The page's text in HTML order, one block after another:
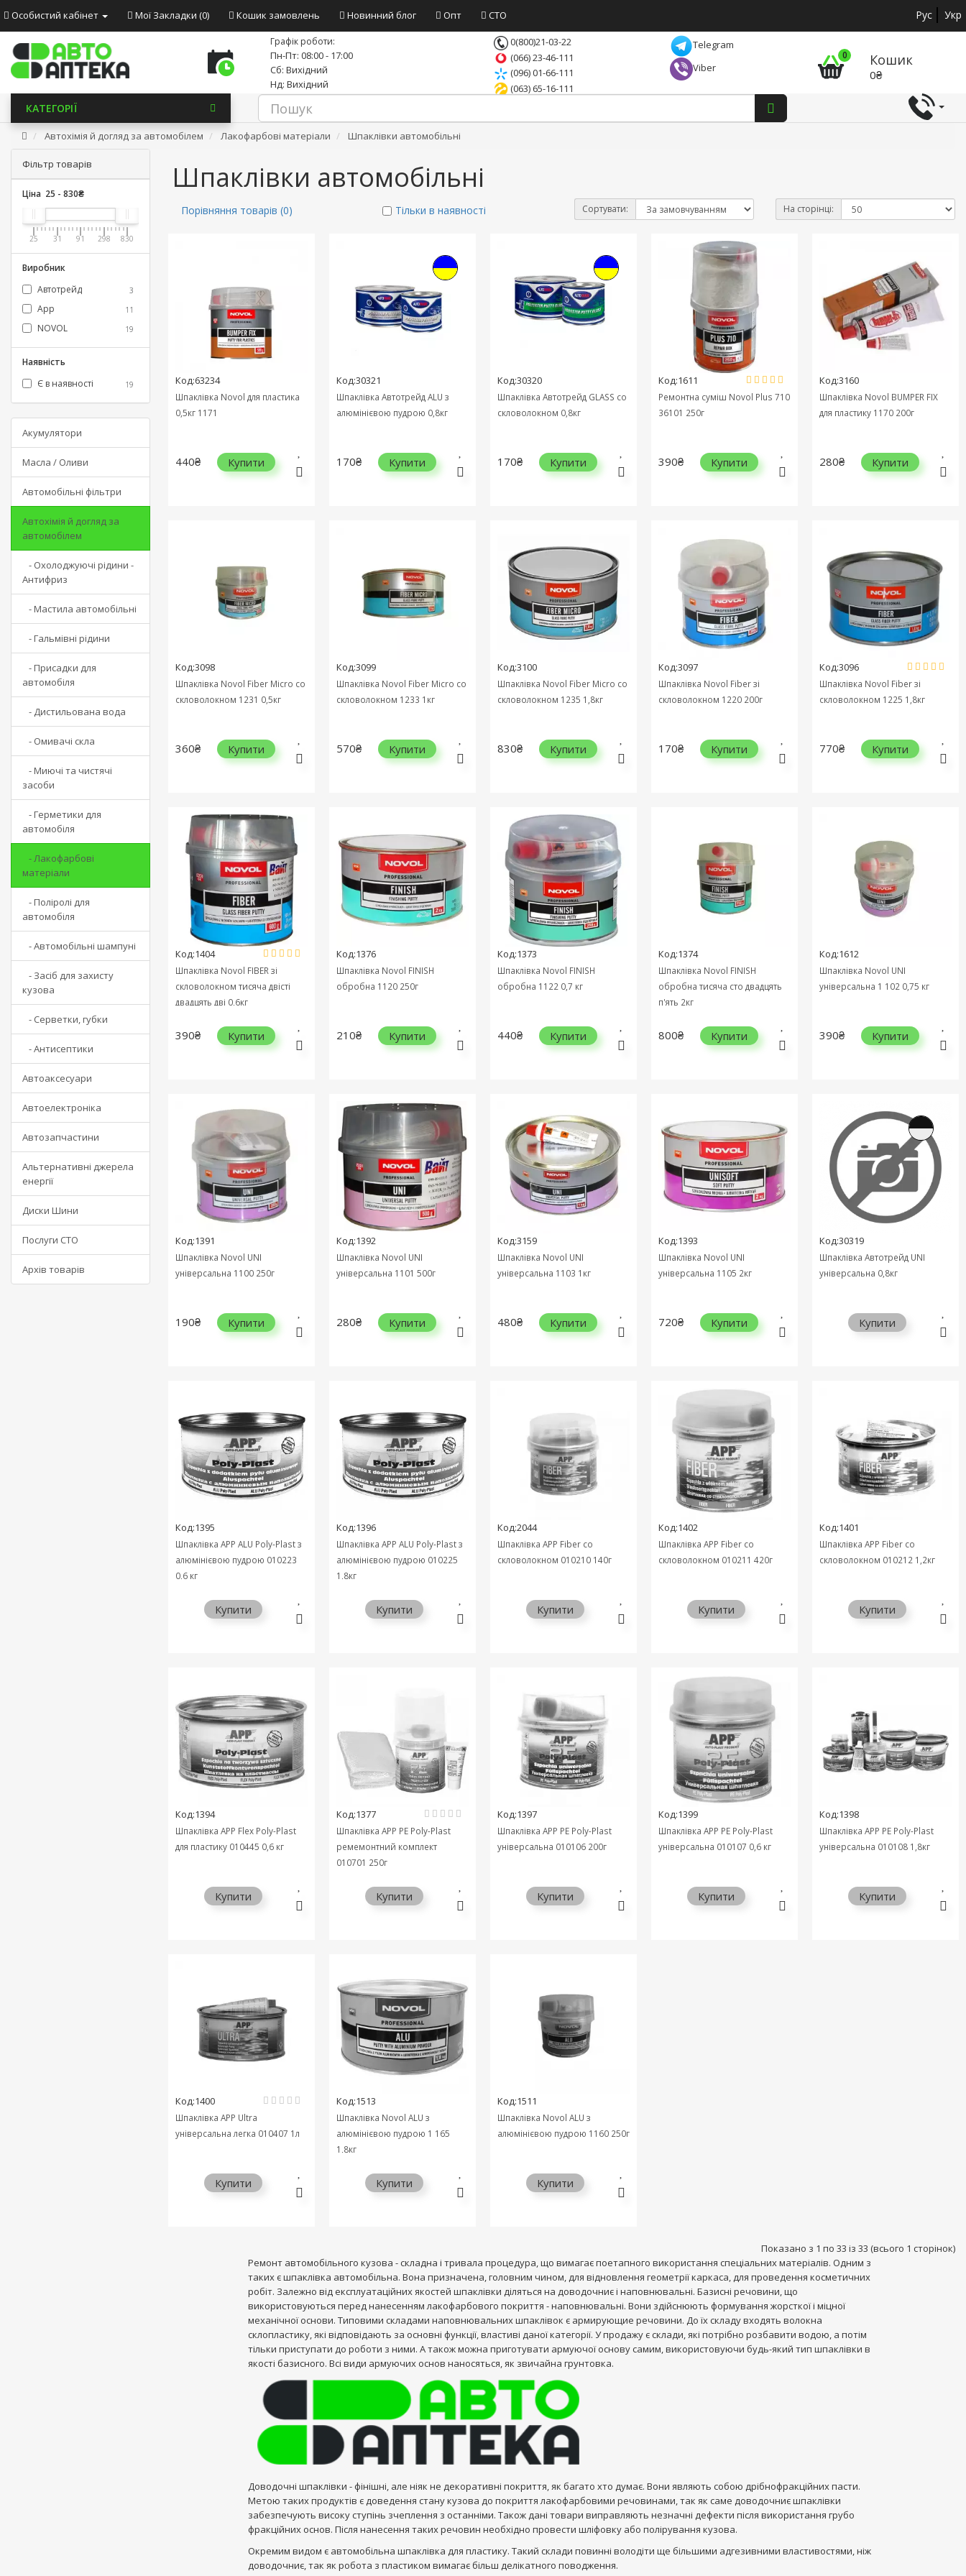
Особистий кабінет Мої Закладки (0) Кошик замовлень Новинний блог Опт СТО Рус Укр
Графік роботи:
Пн-Пт: 08:00 - 17:00
Сб: Вихідний
Нд: Вихідний
0(800)21-03-22
(066) 23-46-111
(096) 01-66-111
(063) 65-16-111
Telegram
Viber
0 Кошик
0₴
КАТЕГОРІЇ
Автохімія й догляд за автомобілем Лакофарбові матеріали Шпаклівки автомобільні
Фільтр товарів
Ціна 25 - 830₴
25 31 91 298 830
Виробник
Автотрейд
3
App 11
NOVOL 19
Наявність
Є в наявності
19
Акумулятори
Масла / Оливи
Автомобільні фільтри
Автохімія й догляд за
автомобілем
- Охолоджуючі рідини -
Антифриз
- Мастила автомобільні
- Гальмівні рідини
- Присадки для
автомобіля
- Дистильована вода
- Омивачі скла
- Миючі та чистячі
засоби
- Герметики для
автомобіля
- Лакофарбові
матеріали
- Поліролі для
автомобіля
- Автомобільні шампуні
- Засіб для захисту
кузова
- Серветки, губки
- Антисептики
Автоаксесуари
Автоелектроніка
Автозапчастини
Альтернативні джерела
енергії
Диски Шини
Послуги СТО
Архів товарів
Шпаклівки автомобільні
Порівняння товарів (0) Тільки в наявності Сортувати: На сторінці:
Код:63234
Шпаклівка Novol для пластика
0,5кг 1171
440₴ Купити
Код:30321
Шпаклівка Автотрейд ALU з
алюмінієвою пудрою 0,8кг
170₴ Купити
Код:30320
Шпаклівка Автотрейд GLASS cо
скловолокном 0,8кг
170₴ Купити
Код:1611
Ремонтна суміш Novol Plus 710
36101 250г
390₴ Купити
Код:3160
Шпаклівка Novol BUMPER FIX
для пластику 1170 200г
280₴ Купити
Код:3098
Шпаклівка Novol Fiber Micro cо
скловолокном 1231 0,5кг
360₴ Купити
Код:3099
Шпаклівка Novol Fiber Micro cо
скловолокном 1233 1кг
570₴ Купити
Код:3100
Шпаклівка Novol Fiber Micro cо
скловолокном 1235 1,8кг
830₴ Купити
Код:3097
Шпаклівка Novol Fiber зі
скловолокном 1220 200г
170₴ Купити
Код:3096
Шпаклівка Novol Fiber зі
скловолокном 1225 1,8кг
770₴ Купити
Код:1404
Шпаклівка Novol FIBER зі
скловолокном тисяча двісті
двадцять дві 0,6кг
390₴ Купити
Код:1376
Шпаклівка Novol FINISH
обробна 1120 250г
210₴ Купити
Код:1373
Шпаклівка Novol FINISH
обробна 1122 0,7 кг
440₴ Купити
Код:1374
Шпаклівка Novol FINISH
обробна тисяча сто двадцять
п'ять 2кг
800₴ Купити
Код:1612
Шпаклівка Novol UNI
універсальна 1 102 0,75 кг
390₴ Купити
Код:1391
Шпаклівка Novol UNI
універсальна 1100 250г
190₴ Купити
Код:1392
Шпаклівка Novol UNI
універсальна 1101 500г
280₴ Купити
Код:3159
Шпаклівка Novol UNI
універсальна 1103 1кг
480₴ Купити
Код:1393
Шпаклівка Novol UNI
універсальна 1105 2кг
720₴ Купити
Код:30319
Шпаклівка Автотрейд UNI
універсальна 0,8кг
Купити
Код:1395
Шпаклівка APP ALU Poly-Plast з
алюмінієвою пудрою 010223
0,6 кг
Купити
Код:1396
Шпаклівка APP ALU Poly-Plast з
алюмінієвою пудрою 010225
1,8кг
Купити
Код:2044
Шпаклівка APP Fiber cо
скловолокном 010210 140г
Купити
Код:1402
Шпаклівка APP Fiber cо
скловолокном 010211 420г
Купити
Код:1401
Шпаклівка APP Fiber cо
скловолокном 010212 1,2кг
Купити
Код:1394
Шпаклівка APP Flex Poly-Plast
для пластику 010445 0,6 кг
Купити
Код:1377
Шпаклівка APP PE Poly-Plast
ремемонтний комплект
010701 250г
Купити
Код:1397
Шпаклівка APP PE Poly-Plast
універсальна 010106 200г
Купити
Код:1399
Шпаклівка APP PE Poly-Plast
універсальна 010107 0,6 кг
Купити
Код:1398
Шпаклівка APP PE Poly-Plast
універсальна 010108 1,8кг
Купити
Код:1400
Шпаклівка APP Ultra
універсальна легка 010407 1л
Купити
Код:1513
Шпаклівка Novol ALU з
алюмінієвою пудрою 1 165
1,8кг
Купити
Код:1511
Шпаклівка Novol ALU з
алюмінієвою пудрою 1160 250г
Купити
Показано з 1 по 33 із 33 (всього 1 сторінок)
Ремонт автомобільного кузова - складна і тривала процедура, що вимагає поетапного використання спеціальних матеріалів. Одним з
таких є шпаклівка автомобільна. Вона призначена, головним чином, для відновлення геометрії каркаса, для проведення косметичних
робіт. Залежно від експлуатаційних якостей шпаклівки діляться на доводочниє і наповнювальні. Базисні речовини, що
використовуються перед нанесенням лакофарбового покриття - наповнювальні. Вони здійснюють формування жорсткої і міцної
механічної основи. Типовими складами наповнювальних шпаклівок є армирующие речовини. До їх складу входять волокна
склопластику, які відповідають за основні функції, властиві даної категорії. У продажу є склади, які потрібно розбавити водою, а потім
тільки приступати до роботи з ними. А також можна приготувати армуючої основу самим, використовуючи будь-який тип шпаклівки в
якості базисного. Всі види армуючих основ наносяться, як звичайна грунтовка.
Доводочні шпаклівки - фінішні, але ніяк не декоративні покриття, як багато хто думає. Вони являють собою дрібнофракційних пасти.
Метою таких продуктів є доведення стану кузова до покриття лакофарбовими речовинами, так як саме доводочниє шпаклівки
забезпечують високу ступінь зчеплення з останніми. Також дані товари виправляють незначні дефекти після використання грубо
фракційних основ. Після нанесення таких речовин необхідно провести шліфовку або полірування кузова.
Окремим видом є автомобільна шпаклівка для пластику. Такий склади повинні володіти ще більшими адгезивними властивостями, ніж
доводочниє, так як робота з пластиком вимагає більш делікатного поводження.